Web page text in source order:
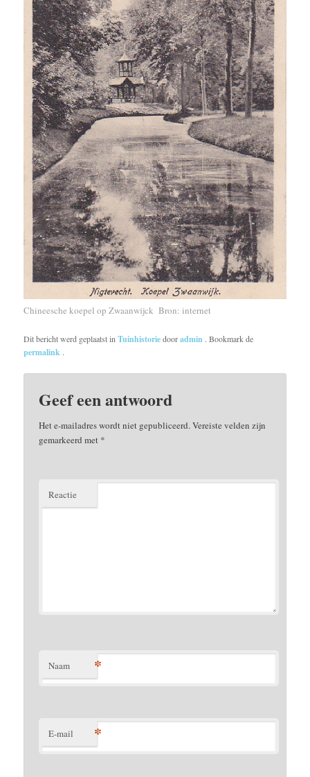
Chineesche koepel op Zwaanwijck Bron: internet
Dit bericht werd geplaatst inTuinhistoriedooradmin . Bookmark de
permalink .
Geef een antwoord
Het e-mailadres wordt niet gepubliceerd. Vereiste velden zijn
gemarkeerd met *
Reactie
Naam *
E-mail *